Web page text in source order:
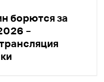
борются за
–